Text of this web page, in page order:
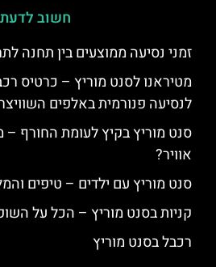
חשוב לדעת
זמני נסיעה ממוצעים בין תחנה
מטיראנו לסנט מוריץ – כרטיס
לנסיעה פנורמית באלפים
סנט מוריץ בקיץ לעומת החורף –
אוויר?
סנט מוריץ עם ילדים – טיפים
קניות בסנט מוריץ – הכל על
רכבל בסנט מוריץ